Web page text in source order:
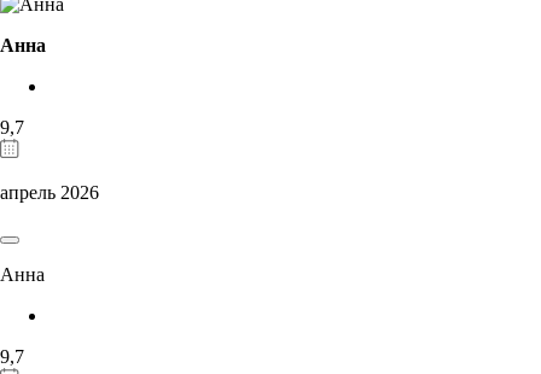
Анна
9,7
апрель 2026
Анна
9,7